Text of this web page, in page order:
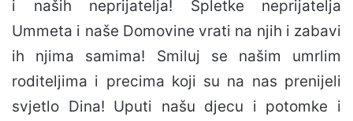
i naših neprijatelja! Spletke neprijatelja
Ummeta i naše Domovine vrati na njih i zabavi
ih njima samima! Smiluj se našim umrlim
roditeljima i precima koji su na nas prenijeli
svjetlo Dina! Uputi našu djecu i potomke i